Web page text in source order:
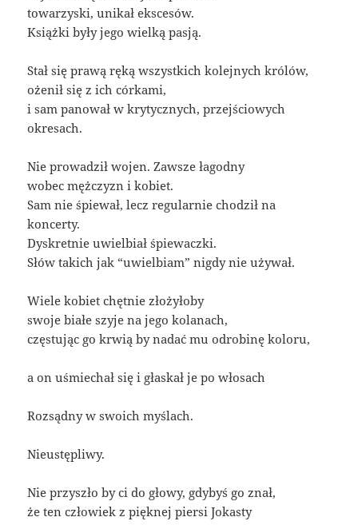
towarzyski, unikał ekscesów.
Książki były jego wielką pasją.
Stał się prawą ręką wszystkich kolejnych królów,
ożenił się z ich córkami,
i sam panował w krytycznych, przejściowych
okresach.
Nie prowadził wojen. Zawsze łagodny
wobec mężczyzn i kobiet.
Sam nie śpiewał, lecz regularnie chodził na
koncerty.
Dyskretnie uwielbiał śpiewaczki.
Słów takich jak “uwielbiam” nigdy nie używał.
Wiele kobiet chętnie złożyłoby
swoje białe szyje na jego kolanach,
częstując go krwią by nadać mu odrobinę koloru,
a on uśmiechał się i głaskał je po włosach
Rozsądny w swoich myślach.
Nieustępliwy.
Nie przyszło by ci do głowy, gdybyś go znał,
że ten człowiek z pięknej piersi Jokasty